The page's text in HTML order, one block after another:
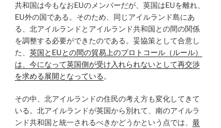
共和国は今もなおEUのメンバーだが、英国はEUを離れ、
EU外の国である。そのため、同じアイルランド島にあ
る、北アイルランドとアイルランド共和国との間の関係
を調整する必要ができたのである。妥協策として合意し
た、 英国とEUとの間の貿易上のプロトコール（ルール）
は、今になって英国側が受け入れられないとして再交渉
を求める展開となっている。
その中、北アイルランドの住民の考え方も変化してきて
いる。北アイルランドが英国から別れて、南のアイルラ
ンド共和国と統一されるべきかどうかという点では、 最